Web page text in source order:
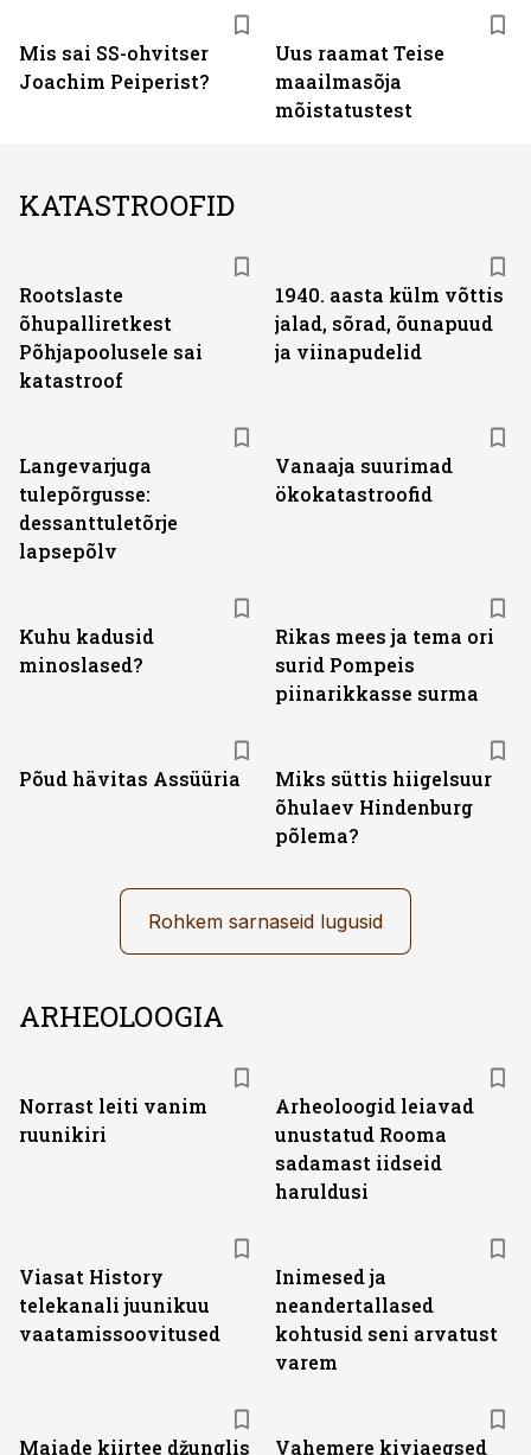
Mis sai SS-ohvitser
Joachim Peiperist?
Uus raamat Teise
maailmasõja
mõistatustest
KATASTROOFID
Rootslaste
õhupalliretkest
Põhjapoolusele sai
katastroof
1940. aasta külm võttis
jalad, sõrad, õunapuud
ja viinapudelid
Langevarjuga
tulepõrgusse:
dessanttuletõrje
lapsepõlv
Vanaaja suurimad
ökokatastroofid
Kuhu kadusid
minoslased?
Rikas mees ja tema ori
surid Pompeis
piinarikkasse surma
Põud hävitas Assüüria
Miks süttis hiigelsuur
õhulaev Hindenburg
põlema?
Rohkem sarnaseid lugusid
ARHEOLOOGIA
Norrast leiti vanim
ruunikiri
Arheoloogid leiavad
unustatud Rooma
sadamast iidseid
haruldusi
Viasat History
telekanali juunikuu
vaatamissoovitused
Inimesed ja
neandertallased
kohtusid seni arvatust
varem
Maiade kiirtee džunglis
Vahemere kiviaegsed